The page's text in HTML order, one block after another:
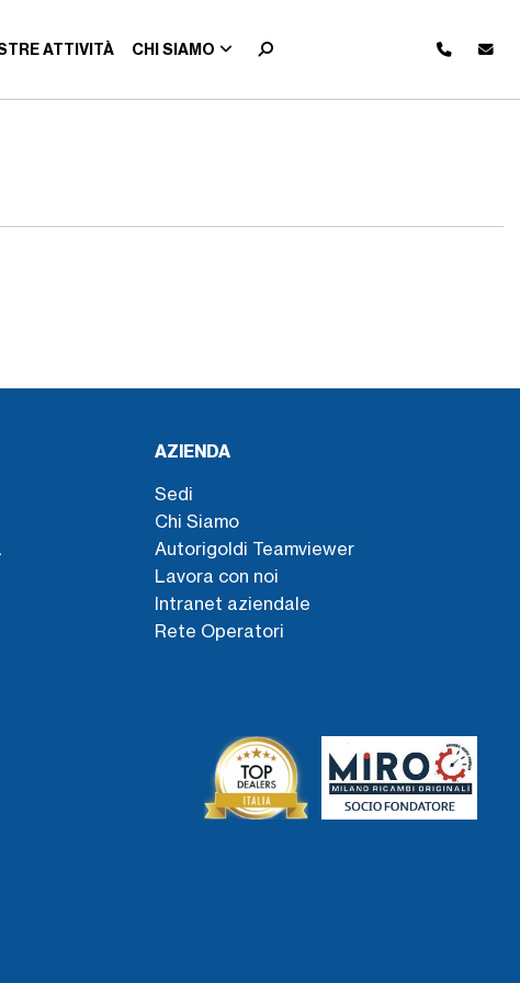
ATTIVITÀ CHI SIAMO
AZIENDA
Sedi
Chi Siamo
Autorigoldi Teamviewer
Lavora con noi
Intranet aziendale
Rete Operatori